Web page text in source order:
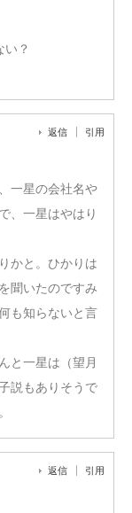
？
返信 引用
一星の会社名や
、一星はやはり
かと。ひかりは
聞いたのですみ
も知らないと言
と一星は（望月
説もありそうで
返信 引用